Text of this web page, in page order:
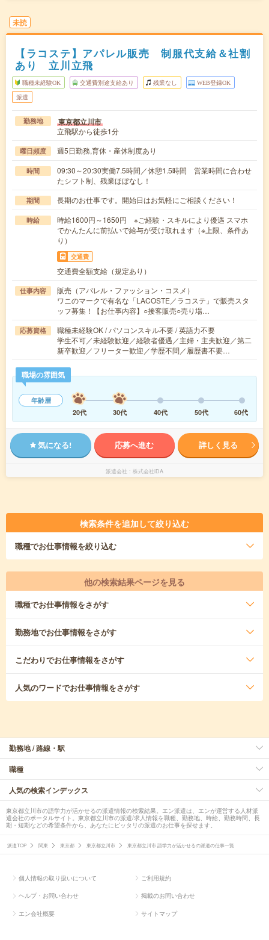
未読
【ラコステ】アパレル販売 制服代支給＆社割
あり 立川立飛
職種未経験OK 交通費別途支給あり 残業なし WEB登録OK
派遣
勤務地 東京都立川市
立飛駅から徒歩1分
曜日頻度 週5日勤務,育休・産休制度あり
時間
09:30～20:30実働7.5時間／休憩1.5時間 営業時間に合わせ
たシフト制、残業ほぼなし！
期間 長期のお仕事です。開始日はお気軽にご相談ください！
時給
時給1600円～1650円 ※ご経験・スキルにより優遇 スマホ
でかんたんに前払いで給与が受け取れます（※上限、条件あ
り）
交通費
交通費全額支給（規定あり）
仕事内容
販売（アパレル・ファッション・コスメ）
ワニのマークで有名な「LACOSTE／ラコステ」で販売スタ
ッフ募集！【お仕事内容】○接客販売○売り場…
応募資格
職種未経験OK / パソコンスキル不要 / 英語力不要
学生不可／未経験歓迎／経験者優遇／主婦・主夫歓迎／第二
新卒歓迎／フリーター歓迎／学歴不問／履歴書不要…
職場の雰囲気
年齢層
20代
30代 40代 50代 60代
気になる! 応募へ進む 詳しく見る
派遣会社 株式会社iDA
検索条件を追加して絞り込む
職種でお仕事情報を絞り込む
他の検索結果ページを見る
職種でお仕事情報をさがす
勤務地でお仕事情報をさがす
こだわりでお仕事情報をさがす
人気のワードでお仕事情報をさがす
勤務地 / 路線・駅
職種
人気の検索インデックス
東京都立川市の語学力が活かせるの派遣情報の検索結果。エン派遣は、エンが運営する人材派
遣会社のポータルサイト。東京都立川市の派遣/求人情報を職種、勤務地、時給、勤務時間、長
期・短期などの希望条件から、あなたにピッタリの派遣のお仕事を探せます。
派遣TOP 関東 東京都 東京都立川市 東京都立川市 語学力が活かせるの派遣の仕事一覧
個人情報の取り扱いについて ご利用規約
ヘルプ・お問い合わせ 掲載のお問い合わせ
エン会社概要 サイトマップ